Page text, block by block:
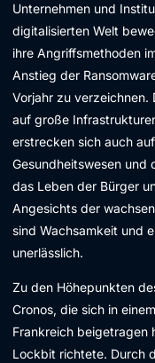
Unternehmen und
digitalisierten Welt
ihre Angriffsmethoden
Anstieg der
Vorjahr zu verzeichnen.
auf große
erstrecken sich auch
Gesundheitswesen und
das Leben der Bürger
Angesichts der
sind Wachsamkeit und
unerlässlich.
Zu den Höhepunkten
Cronos, die sich in
Frankreich beigetragen
Lockbit richtete. Durch